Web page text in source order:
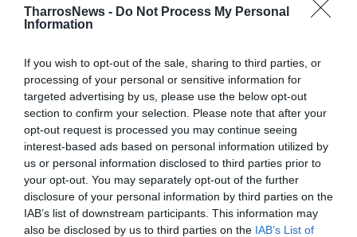
TharrosNews - Do Not Process My Personal
Information
If you wish to opt-out of the sale, sharing to third parties, or
processing of your personal or sensitive information for
targeted advertising by us, please use the below opt-out
section to confirm your selection. Please note that after your
opt-out request is processed you may continue seeing
interest-based ads based on personal information utilized by
us or personal information disclosed to third parties prior to
your opt-out. You may separately opt-out of the further
disclosure of your personal information by third parties on the
IAB’s list of downstream participants. This information may
also be disclosed by us to third parties on the IAB’s List of
του 3-2,...
Μεγάλο διπλό της Εράνης στην
Τρίπολη – Ήττα για Πάμισο και
Μελιγαλά
13/01/2013 20:25
Μεγάλη νίκη πέτυχε η ομάδα των Φιλιατρών
μέσα στην Τρίπολη απέναντι στον ιστορικό
Παναρκαδικό . Τα γκολ που...